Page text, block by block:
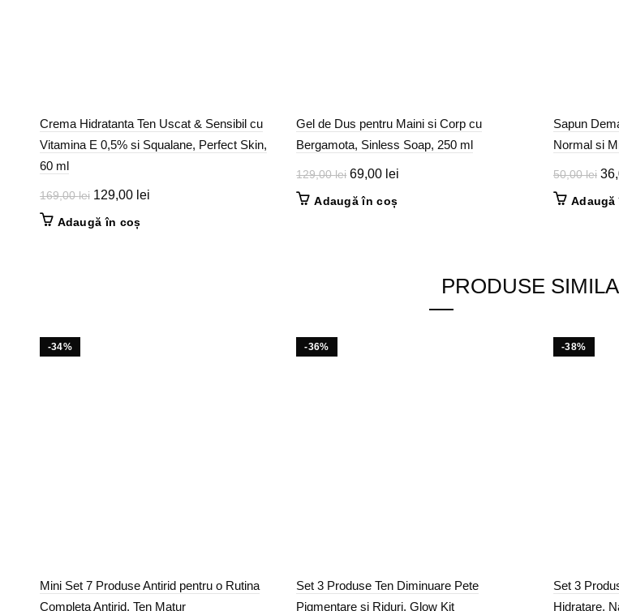
Crema Hidratanta Ten Uscat & Sensibil cu
Vitamina E 0,5% si Squalane, Perfect Skin,
60 ml
169,00lei Prețul
inițial
129,00 leiPrețul
Adaugă în coș
Gel de Dus pentru Maini si Corp cu
Bergamota, Sinless Soap, 250 ml
129,00lei Prețul
inițial
69,00 lei
Adaugă în coș
Sapun
Normal si
50,00lei
PRODUSE
-34%
Mini Set 7 Produse Antirid pentru o Rutina
Completa Antirid, Ten Matur
-36%
Set 3 Produse Ten Diminuare Pete
Pigmentare și Riduri, Glow Kit
-38%
Set 3
Hidratare,